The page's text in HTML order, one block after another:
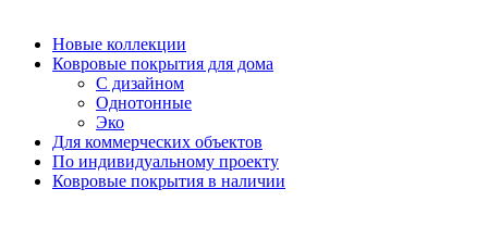
Новые коллекции
Ковровые покрытия для дома
С дизайном
Однотонные
Эко
Для коммерческих объектов
По индивидуальному проекту
Ковровые покрытия в наличии